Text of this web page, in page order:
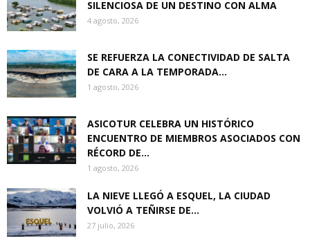
SILENCIOSA DE UN DESTINO CON ALMA
4 agosto, 2026
SE REFUERZA LA CONECTIVIDAD DE SALTA
DE CARA A LA TEMPORADA...
1 agosto, 2026
ASICOTUR CELEBRA UN HISTÓRICO
ENCUENTRO DE MIEMBROS ASOCIADOS CON
RÉCORD DE...
1 agosto, 2026
LA NIEVE LLEGÓ A ESQUEL, LA CIUDAD
VOLVIÓ A TEÑIRSE DE...
27 julio, 2026